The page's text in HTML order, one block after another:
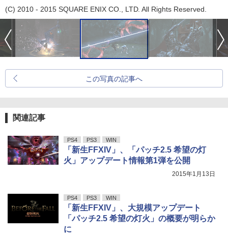
(C) 2010 - 2015 SQUARE ENIX CO., LTD. All Rights Reserved.
この写真の記事へ
関連記事
PS4 PS3 WIN
「新生FFXIV」、「パッチ2.5 希望の灯
火」アップデート情報第1弾を公開
2015年1月13日
PS4 PS3 WIN
「新生FFXIV」、大規模アップデート
「パッチ2.5 希望の灯火」の概要が明らか
に